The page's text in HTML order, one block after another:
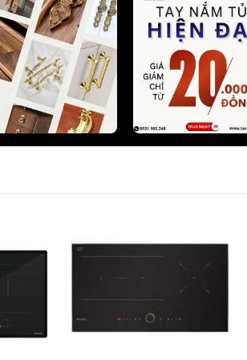
Phụ kiện tủ bếp dưới GRANDX
Phụ kiện tủ đồ khô GRANDX
Phụ kiện tủ quần áo GRANDX
Bếp điện từ SAKURA
Máy hút mùi SAKURA
SAKURA
Thiết bị lọc nước SAKURA